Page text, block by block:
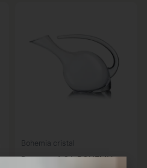
Bohemia cristal
Decanter 1.2 L BOHEMIA